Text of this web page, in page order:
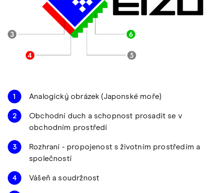
Analogický obrázek (Japonské moře)
Obchodní duch a schopnost prosadit se v
obchodním prostředí
Rozhraní - propojenost s životním prostředím a
společností
Vášeň a soudržnost